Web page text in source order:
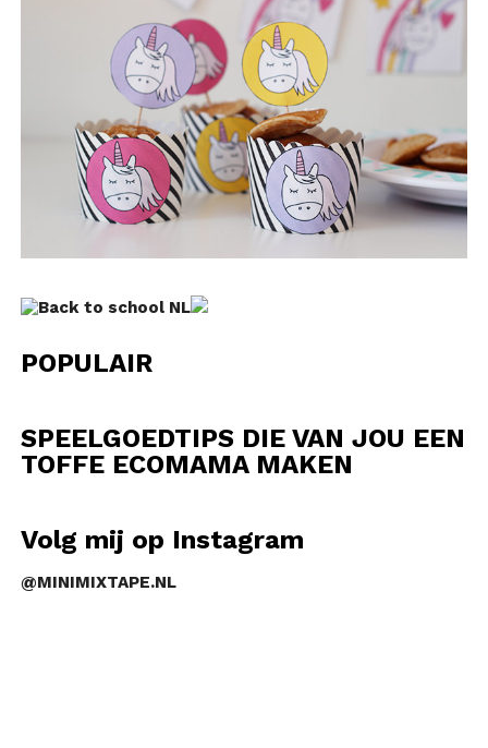
POPULAIR
SPEELGOEDTIPS DIE VAN JOU EEN
TOFFE ECOMAMA MAKEN
Volg mij op Instagram
@MINIMIXTAPE.NL